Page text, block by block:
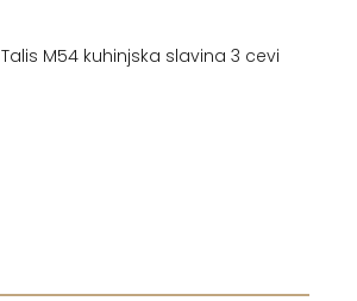
Talis M54 kuhinjska slavina 3 cevi